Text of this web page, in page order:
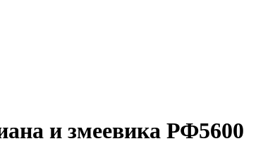
и змеевика РФ5600